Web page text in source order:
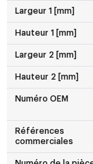
Largeur 1 [mm]
Hauteur 1 [mm]
Largeur 2 [mm]
Hauteur 2 [mm]
Numéro OEM
Références
commerciales